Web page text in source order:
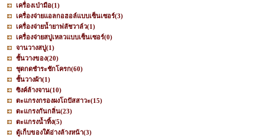
เครื่องเป่ามือ(1)
เครื่องจ่ายแอลกอฮอล์แบบเซ็นเซอร์(3)
เครื่องจ่ายน้ำยาฟลัชวาล์ว(1)
เครื่องจ่ายสบู่เหลวแบบเซ็นเซอร์(0)
จานวางสบู่(1)
ชั้นวางของ(20)
ชุดกดชำระชักโครก(60)
ชั้นวางผ้า(1)
ซิงค์ล้างจาน(10)
ตะแกรงกรองผงโถปัสสาวะ(15)
ตะแกรงกันกลิ่น(23)
ตะแกรงน้ำทิ้ง(5)
ตู้เก็บของใต้อ่างล้างหน้า(3)